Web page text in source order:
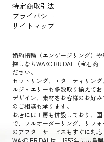
特定商取引法
プライバシー
サイトマップ
婚約指輪（エンゲージリング）
探しならWAKO BRIDAL（宝石
ださい。
セットリング、エタニティリン
ルジュエリーも多数取り揃えて
デザイン、素材をお客様のお好
のご相談も承ります。
お店には工房も併設しており、
で、フルオーダーリング、リフ
のアフターサービスもすぐに対応
WAKO BRIDALは、1953年に広島